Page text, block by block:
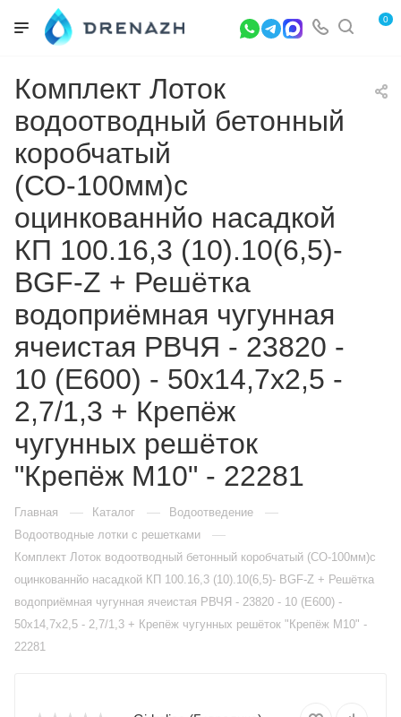
0
Комплект Лоток
водоотводный бетонный
коробчатый
(СО-100мм)с
оцинкованнйо насадкой
КП 100.16,3 (10).10(6,5)-
BGF-Z + Решётка
водоприёмная чугунная
ячеистая РВЧЯ - 23820 -
10 (Е600) - 50х14,7х2,5 -
2,7/1,3 + Крепёж
чугунных решёток
"Крепёж М10" - 22281
Главная — Каталог — Водоотведение —
Водоотводные лотки с решетками —
Комплект Лоток водоотводный бетонный коробчатый (СО-100мм)с
оцинкованнйо насадкой КП 100.16,3 (10).10(6,5)- BGF-Z + Решётка
водоприёмная чугунная ячеистая РВЧЯ - 23820 - 10 (Е600) -
50х14,7х2,5 - 2,7/1,3 + Крепёж чугунных решёток "Крепёж М10" -
22281